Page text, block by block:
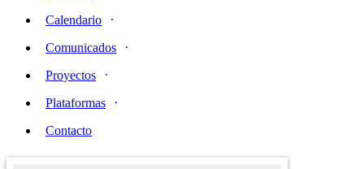
Calendario
Comunicados
Proyectos
Plataformas
Contacto